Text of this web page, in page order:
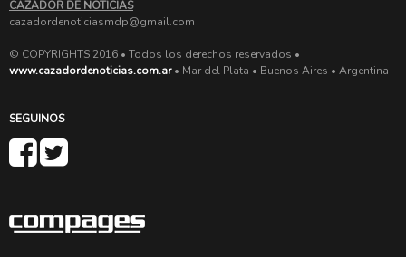
CAZADOR DE NOTICIAS
cazadordenoticiasmdp@gmail.com
© COPYRIGHTS 2016 • Todos los derechos reservados •
www.cazadordenoticias.com.ar• Mar del Plata • Buenos Aires • Argentina
SEGUINOS